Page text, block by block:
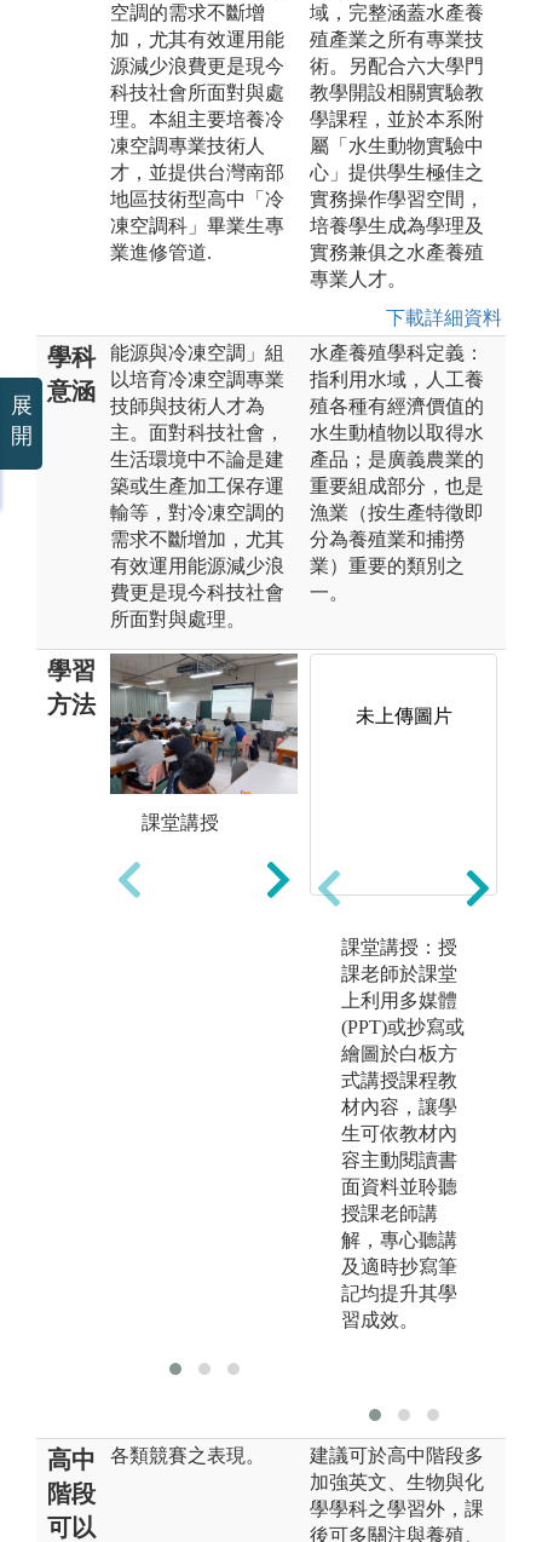
空調的需求不斷增
加，尤其有效運用能
源減少浪費更是現今
科技社會所面對與處
理。本組主要培養冷
凍空調專業技術人
才，並提供台灣南部
地區技術型高中「冷
凍空調科」畢業生專
業進修管道.
域，完整涵蓋水產養
殖產業之所有專業技
術。另配合六大學門
教學開設相關實驗教
學課程，並於本系附
屬「水生動物實驗中
心」提供學生極佳之
實務操作學習空間，
培養學生成為學理及
實務兼俱之水產養殖
專業人才。
下載詳細資料
學科
意涵
能源與冷凍空調」組
以培育冷凍空調專業
技師與技術人才為
主。面對科技社會，
生活環境中不論是建
築或生產加工保存運
輸等，對冷凍空調的
需求不斷增加，尤其
有效運用能源減少浪
費更是現今科技社會
所面對與處理。
水產養殖學科定義：
指利用水域，人工養
殖各種有經濟價值的
水生動植物以取得水
產品；是廣義農業的
重要組成部分，也是
漁業（按生產特徵即
分為養殖業和捕撈
業）重要的類別之
一。
學習
方法
課堂講授
性能測試教學
實驗室
實驗室
永續環境與能
源研究室
精密冷凍空調
研究室
前瞻環境控制
與能源研究室
未上傳圖片
課堂講授：授
課老師於課堂
上利用多媒體
(PPT)或抄寫或
繪圖於白板方
式講授課程教
材內容，讓學
生可依教材內
容主動閱讀書
面資料並聆聽
授課老師講
解，專心聽講
及適時抄寫筆
記均提升其學
習成效。
高中
階段
可以
各類競賽之表現。
建議可於高中階段多
加強英文、生物與化
學學科之學習外，課
後可多關注與養殖、
展
開